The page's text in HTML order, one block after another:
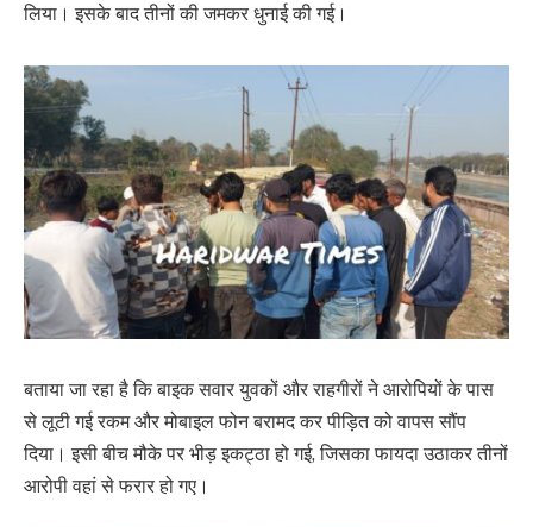
लिया। इसके बाद तीनों की जमकर धुनाई की गई।
बताया जा रहा है कि बाइक सवार युवकों और राहगीरों ने आरोपियों के पास
से लूटी गई रकम और मोबाइल फोन बरामद कर पीड़ित को वापस सौंप
दिया। इसी बीच मौके पर भीड़ इकट्ठा हो गई, जिसका फायदा उठाकर तीनों
आरोपी वहां से फरार हो गए।